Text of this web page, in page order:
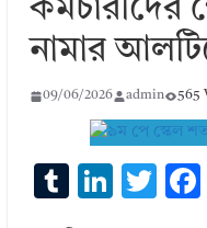
নামার
09/06/2026 admin 565
T
Li
T